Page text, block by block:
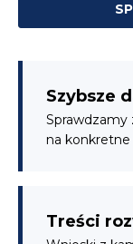
Szybsze
Sprawdzamy
na konkretne
Treści